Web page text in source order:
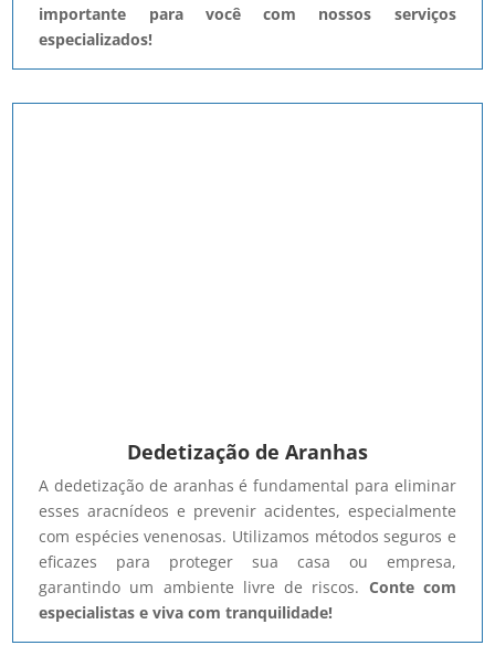
importante para você com nossos serviços
especializados!
Dedetização de Aranhas
A dedetização de aranhas é fundamental para eliminar
esses aracnídeos e prevenir acidentes, especialmente
com espécies venenosas. Utilizamos métodos seguros e
eficazes para proteger sua casa ou empresa,
garantindo um ambiente livre de riscos. Conte com
especialistas e viva com tranquilidade!